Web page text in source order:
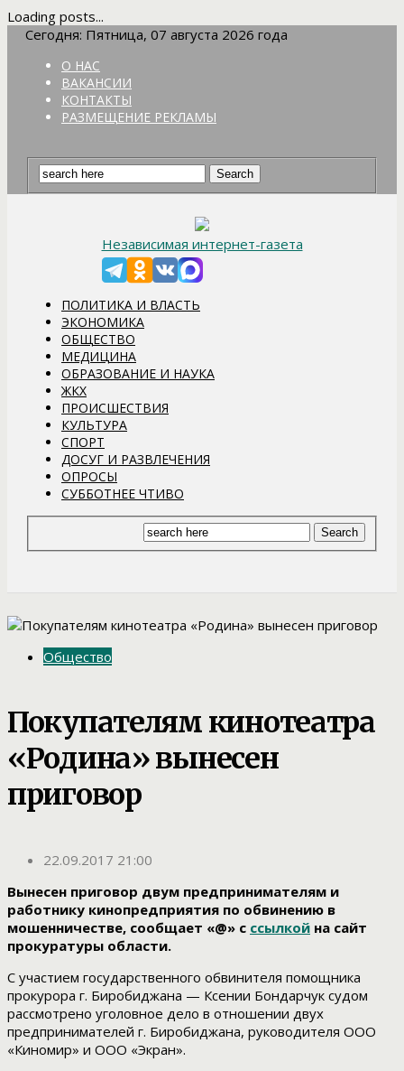
Loading posts...
Сегодня: Пятница, 07 августа 2026 года
О НАС
ВАКАНСИИ
КОНТАКТЫ
РАЗМЕЩЕНИЕ РЕКЛАМЫ
Независимая интернет-газета
ПОЛИТИКА И ВЛАСТЬ
ЭКОНОМИКА
ОБЩЕСТВО
МЕДИЦИНА
ОБРАЗОВАНИЕ И НАУКА
ЖКХ
ПРОИСШЕСТВИЯ
КУЛЬТУРА
СПОРТ
ДОСУГ И РАЗВЛЕЧЕНИЯ
ОПРОСЫ
СУББОТНЕЕ ЧТИВО
Общество
Покупателям кинотеатра
«Родина» вынесен
приговор
22.09.2017 21:00
Вынесен приговор двум предпринимателям и
работнику кинопредприятия по обвинению в
мошенничестве, сообщает «@» с ссылкой на сайт
прокуратуры области.
С участием государственного обвинителя помощника
прокурора г. Биробиджана — Ксении Бондарчук судом
рассмотрено уголовное дело в отношении двух
предпринимателей г. Биробиджана, руководителя ООО
«Киномир» и ООО «Экран».